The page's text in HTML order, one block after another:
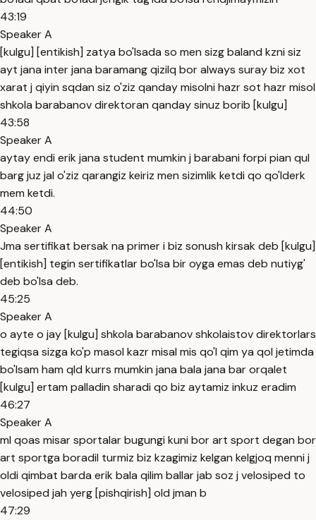
43:19
Speaker A
[kulgu] [entikish] zatya bo'lsada so men sizg baland kzni siz
ayt jana inter jana baramang qizilq bor always suray biz xot
xarat j qiyin sqdan siz o'ziz qanday misolni hazr sot hazr misol
shkola barabanov direktoran qanday sinuz borib [kulgu]
43:58
Speaker A
aytay endi erik jana student mumkin j barabani forpi pian qul
barg juz jal o'ziz qarangiz keiriz men sizimlik ketdi qo qo'lderk
mem ketdi.
44:50
Speaker A
Jma sertifikat bersak na primer i biz sonush kirsak deb [kulgu]
[entikish] tegin sertifikatlar bo'lsa bir oyga emas deb nutiyg'
deb bo'lsa deb.
45:25
Speaker A
o ayte o jay [kulgu] shkola barabanov shkolaistov direktorlars
tegiqsa sizga ko'p masol kazr misal mis qo'l qim ya qol jetimda
bo'lsam ham qld kurrs mumkin jana bala jana bar orqalet
[kulgu] ertam palladin sharadi qo biz aytamiz inkuz eradim
46:27
Speaker A
ml qoas misar sportalar bugungi kuni bor art sport degan bor
art sportga boradil turmiz biz kzagimiz kelgan kelgjoq menni j
oldi qimbat barda erik bala qilim ballar jab soz j velosiped to
velosiped jah yerg [pishqirish] old jman b
47:29